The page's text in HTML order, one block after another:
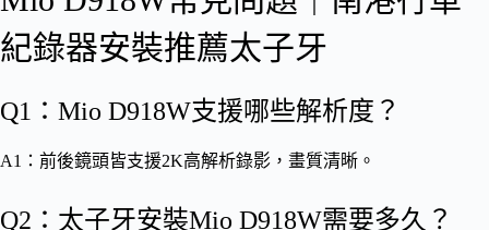
紀錄器安裝推薦太子牙
Q1：Mio D918W支援哪些解析度？
A1：前後鏡頭皆支援2K高解析錄影，畫質清晰。
Q2：太子牙安裝Mio D918W需要多久？